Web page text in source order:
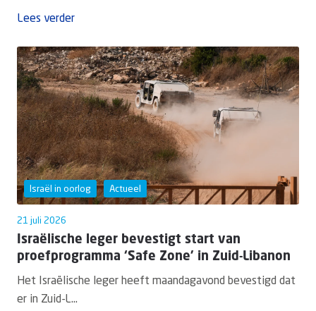
Lees verder
Israël in oorlog Actueel
21 juli 2026
Israëlische leger bevestigt start van
proefprogramma ‘Safe Zone’ in Zuid-Libanon
Het Israëlische leger heeft maandagavond bevestigd dat
er in Zuid-L...